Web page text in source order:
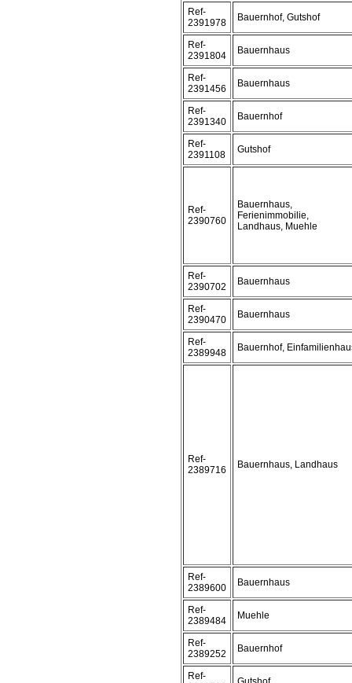
Ref-
2391978
Bauernhof, Gutshof
Ref-
2391804
Bauernhaus
Ref-
2391456
Bauernhaus
Ref-
2391340
Bauernhof
Ref-
2391108
Gutshof
Ref-
2390760
Bauernhaus,
Ferienimmobilie,
Landhaus, Muehle
Ref-
2390702
Bauernhaus
Ref-
2390470
Bauernhaus
Ref-
2389948
Bauernhof,
Ref-
2389716
Bauernhaus, Landhaus
Ref-
2389600
Bauernhaus
Ref-
2389484
Muehle
Ref-
2389252
Bauernhof
Ref-